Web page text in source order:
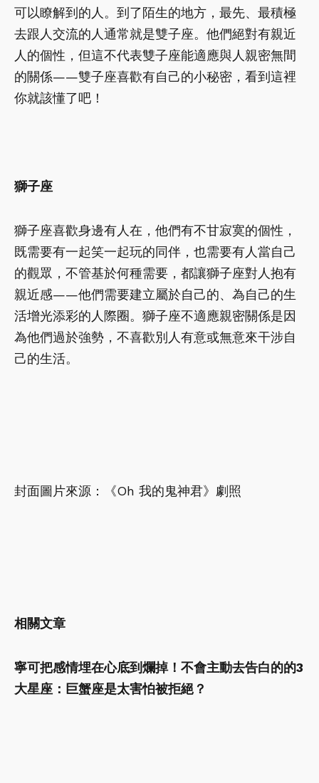
可以瞭解到的人。到了陌生的地方，最先、最積極
去跟人交流的人通常就是雙子座。他們絕對有親近
人的個性，但這不代表雙子座能適應與人親密無間
的關係——雙子座喜歡有自己的小秘密，看到這裡
你就該懂了吧！
獅子座
獅子座喜歡身邊有人在，他們有不甘寂寞的個性，
既需要有一起笑一起玩的同伴，也需要有人當自己
的觀眾，不管基於何種需要，都讓獅子座對人抱有
親近感——他們需要建立屬於自己的、為自己的生
活增光添彩的人際圈。獅子座不適應親密關係是因
為他們過於強勢，不喜歡別人有意或無意來干涉自
己的生活。
封面圖片來源：《Oh 我的鬼神君》劇照
相關文章
寧可把感情埋在心底到爛掉！不會主動去告白的的3
大星座：巨蟹座是太害怕被拒絕？